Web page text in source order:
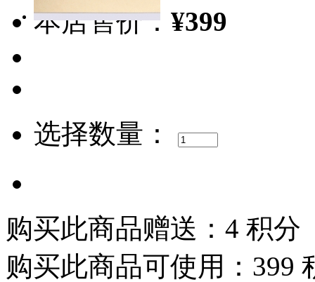
本店售价： ¥399
选择数量：
购买此商品赠送：4 积分
购买此商品可使用：399